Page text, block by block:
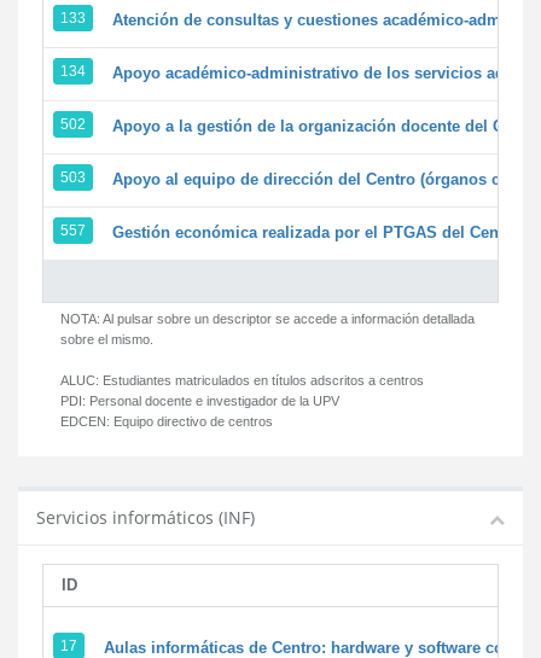
133 Atención de consultas y cuestiones académico-
134 Apoyo académico-administrativo de los servicios
502 Apoyo a la gestión de la organización docente del
503 Apoyo al equipo de dirección del Centro (órganos
557 Gestión económica realizada por el PTGAS del Centro
NOTA: Al pulsar sobre un descriptor se accede a información detallada
sobre el mismo.
ALUC: Estudiantes matriculados en títulos adscritos a centros
PDI: Personal docente e investigador de la UPV
EDCEN: Equipo directivo de centros
Servicios informáticos (INF)
ID
17 Aulas informáticas de Centro: hardware y software